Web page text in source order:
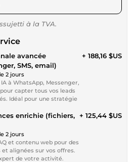
à la TVA.
avancée
SMS, email)
2 jours
à WhatsApp, Messenger,
capter tous vos leads
Idéal pour une stratégie
+ 188,16 $US
enrichie (fichiers,
2 jours
et contenu web pour des
alignées sur vos offres.
de votre activité.
+ 125,44 $US